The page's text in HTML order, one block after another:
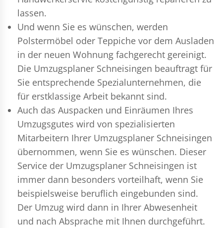
lassen.
Und wenn Sie es wünschen, werden
Polstermöbel oder Teppiche vor dem Ausladen
in der neuen Wohnung fachgerecht gereinigt.
Die Umzugsplaner Schneisingen beauftragt für
Sie entsprechende Spezialunternehmen, die
für erstklassige Arbeit bekannt sind.
Auch das Auspacken und Einräumen Ihres
Umzugsgutes wird von spezialisierten
Mitarbeitern Ihrer Umzugsplaner Schneisingen
übernommen, wenn Sie es wünschen. Dieser
Service der Umzugsplaner Schneisingen ist
immer dann besonders vorteilhaft, wenn Sie
beispielsweise beruflich eingebunden sind.
Der Umzug wird dann in Ihrer Abwesenheit
und nach Absprache mit Ihnen durchgeführt.